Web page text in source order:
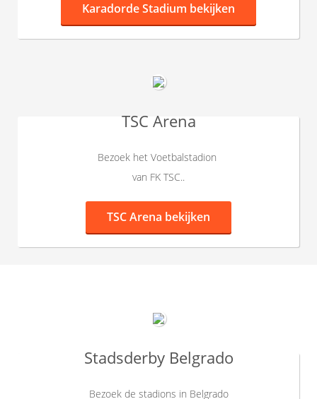
Karadorde Stadium bekijken
TSC Arena
Bezoek het Voetbalstadion
van FK TSC..
TSC Arena bekijken
Stadsderby Belgrado
Bezoek de stadions in Belgrado